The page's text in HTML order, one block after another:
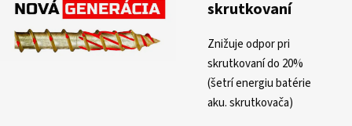
skrutkovaní
Znižuje odpor pri
skrutkovaní do 20%
(šetrí energiu batérie
aku. skrutkovača)